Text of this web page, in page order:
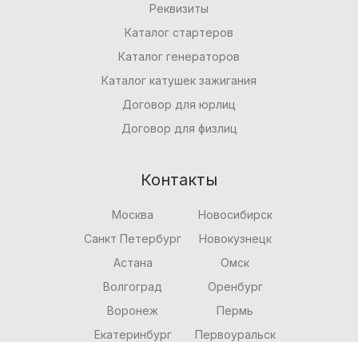
Реквизиты
Каталог стартеров
Каталог генераторов
Каталог катушек зажигания
Договор для юрлиц
Договор для физлиц
Контакты
Москва
Санкт Петербург
Астана
Волгоград
Воронеж
Екатеринбург
Новосибирск
Новокузнецк
Омск
Оренбург
Пермь
Первоуральск